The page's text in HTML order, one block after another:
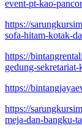
event-pt-kao-
https://
sofa-hitam-kotak-
https://
gedung-
https://
https://
meja-dan-bangku-